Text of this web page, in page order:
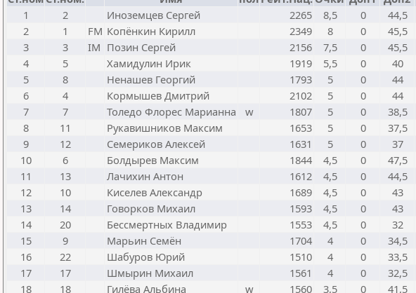
1
2 Иноземцев Сергей 2265 8,5 0 44,5
2
1 FM Копёнкин Кирилл 2349 8 0 45,5
3
3 IM Позин Сергей 2156 7,5 0 45,5
4
5 Хамидулин Ирик 1919 5,5 0 40
5
8 Ненашев Георгий 1793 5 0 44
6
4 Кормышев Дмитрий 2102 5 0 44
7
7 Толедо Флорес Марианна w 1807 5 0 38,5
8
11 Рукавишников Максим 1653 5 0 37,5
9
12 Семериков Алексей 1631 5 0 37
10
6 Болдырев Максим 1844 4,5 0 47,5
11
13 Лачихин Антон 1612 4,5 0 44,5
12
10 Киселев Александр 1689 4,5 0 43
13
14 Говорков Михаил 1593 4,5 0 43
14
20 Бессмертных Владимир 1553 4,5 0 32
15
9 Марьин Семён 1704 4 0 34,5
16
22 Шабуров Юрий 1510 4 0 33,5
17
17 Шмырин Михаил 1561 4 0 32,5
18
18 Гилёва Альбина w 1560 3,5 0 41,5